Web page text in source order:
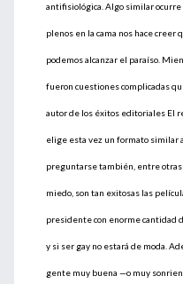
antifisiológica. Algo similar ocurre
plenos en la cama nos hace
podemos alcanzar el paraíso.
fueron cuestiones complicadas
autor de los éxitos editoriales El
elige esta vez un formato similar
preguntarse también, entre otras
miedo, son tan exitosas las
presidente con enorme cantidad
y si ser gay no estará de moda.
gente muy buena —o muy